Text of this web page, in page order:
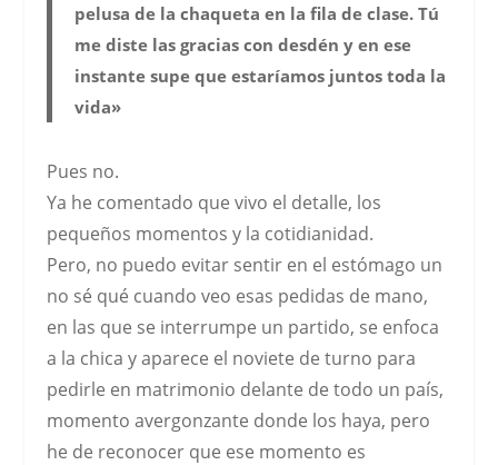
pelusa de la chaqueta en la fila de clase. Tú
me diste las gracias con desdén y en ese
instante supe que estaríamos juntos toda la
vida»
Pues no.
Ya he comentado que vivo el detalle, los
pequeños momentos y la cotidianidad.
Pero, no puedo evitar sentir en el estómago un
no sé qué cuando veo esas pedidas de mano,
en las que se interrumpe un partido, se enfoca
a la chica y aparece el noviete de turno para
pedirle en matrimonio delante de todo un país,
momento avergonzante donde los haya, pero
he de reconocer que ese momento es